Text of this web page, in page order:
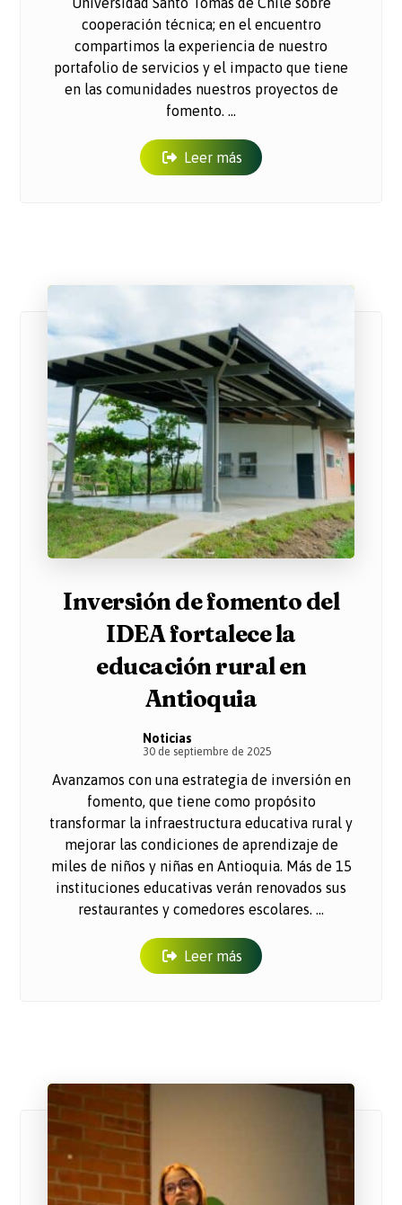
cooperación técnica; en el encuentro
compartimos la experiencia de nuestro
portafolio de servicios y el impacto que tiene
en las comunidades nuestros proyectos de
fomento. ...
Leer más
Inversión de fomento del
IDEA fortalece la
educación rural en
Antioquia
Noticias
30 de septiembre de 2025
Avanzamos con una estrategia de inversión en
fomento, que tiene como propósito
transformar la infraestructura educativa rural y
mejorar las condiciones de aprendizaje de
miles de niños y niñas en Antioquia. Más de 15
instituciones educativas verán renovados sus
restaurantes y comedores escolares. ...
Leer más